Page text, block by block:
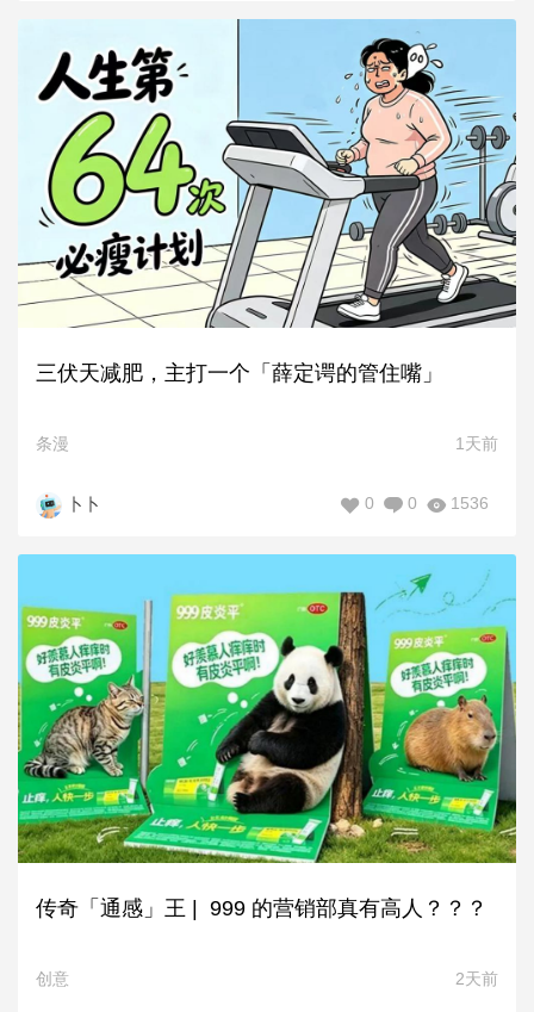
三伏天减肥，主打一个「薛定谔的管住嘴」
条漫 1天前
卜卜 1536
0
0
传奇「通感」王 | 999 的营销部真有高人？？？
创意 2天前